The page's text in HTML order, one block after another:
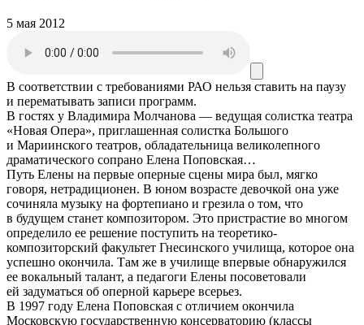
5 мая 2012
В соответствии с требованиями РАО нельзя ставить на паузу
и перематывать записи программ.
В гостях у Владимира Молчанова — ведущая солистка театра
«Новая Опера», приглашенная солистка Большого
и Мариинского театров, обладательница великолепного
драматического сопрано Елена Поповская…
Путь Елены на первые оперные сцены мира был, мягко
говоря, нетрадиционен. В юном возрасте девочкой она уже
сочиняла музыку на фортепиано и грезила о том, что
в будущем станет композитором. Это пристрастие во многом
определило ее решение поступить на теоретико-
композиторский факультет Гнесинского училища, которое она
успешно окончила. Там же в училище впервые обнаружился
ее вокальный талант, а педагоги Елены посоветовали
ей задуматься об оперной карьере всерьез.
В 1997 году Елена Поповская с отличием окончила
Московскую государственную консерваторию (классы